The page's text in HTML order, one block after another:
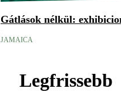
Gátlások nélkül:
JAMAICA
Legfrissebb